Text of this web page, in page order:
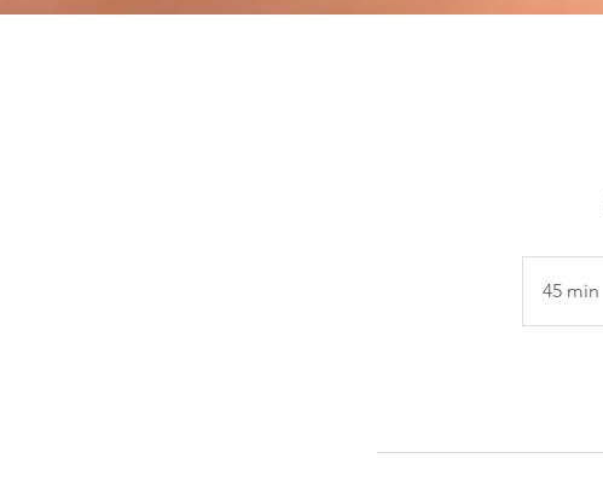
45 min